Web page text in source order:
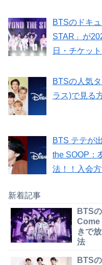
BTSのドキ
STAR」が
日・チケッ
BTSの人気
ラス)で見る
BTS テテが
the SOOP：
法！！入会
新着記事
BTS
Come
きで
法
BTS